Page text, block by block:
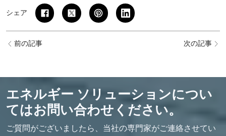
シェア
前の記事 次の記事
エネルギー ソリューションについ
てはお問い合わせください。
ご質問がございましたら、当社の専門家がご連絡させてい